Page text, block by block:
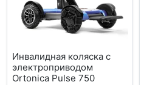
Инвалидная коляска с
электроприводом
Ortonica Pulse 750